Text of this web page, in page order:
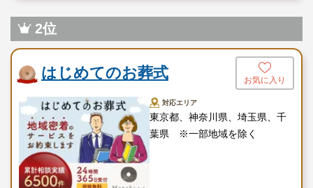
2位
はじめてのお葬式 お気に入り
対応エリア
東京都、神奈川県、埼玉県、千
葉県 ※一部地域を除く